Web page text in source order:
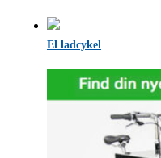
El ladcykel